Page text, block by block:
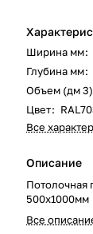
Ширина мм:
Глубина мм:
Объем (дм 3)
Цвет:
Все
Описание
Потолочная
500х1000мм
Все